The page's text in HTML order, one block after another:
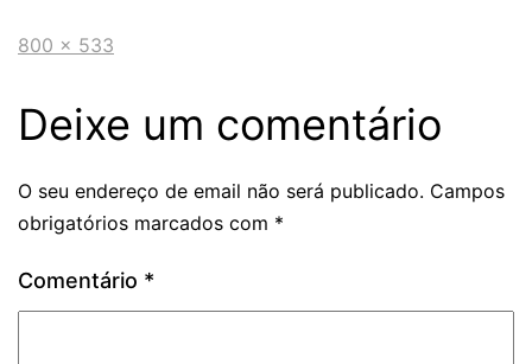
800 × 533
Deixe um comentário
O seu endereço de email não será publicado. Campos
obrigatórios marcados com *
Comentário *